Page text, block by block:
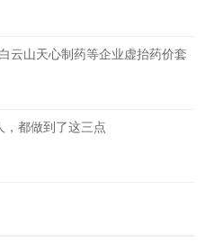
云山天心制药等企业虚抬药价套
都做到了这三点